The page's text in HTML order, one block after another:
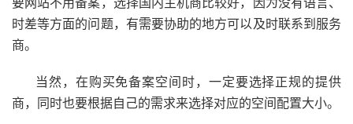
时差等方面的问题，有需要协助的地方可以及时联系到服务
商。
当然，在购买免备案空间时，一定要选择正规的提供
商，同时也要根据自己的需求来选择对应的空间配置大小。